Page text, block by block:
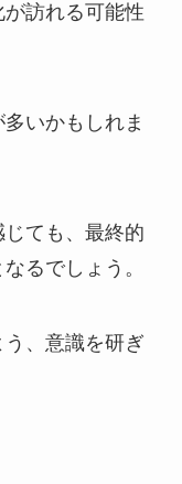
訪れる可能性
いかもしれま
ても、最終的
るでしょう。
、意識を研ぎ